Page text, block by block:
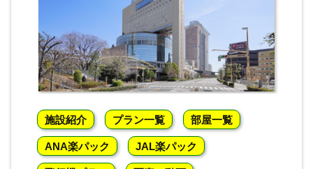
施設紹介 プラン一覧 部屋一覧
ANA楽パック JAL楽パック